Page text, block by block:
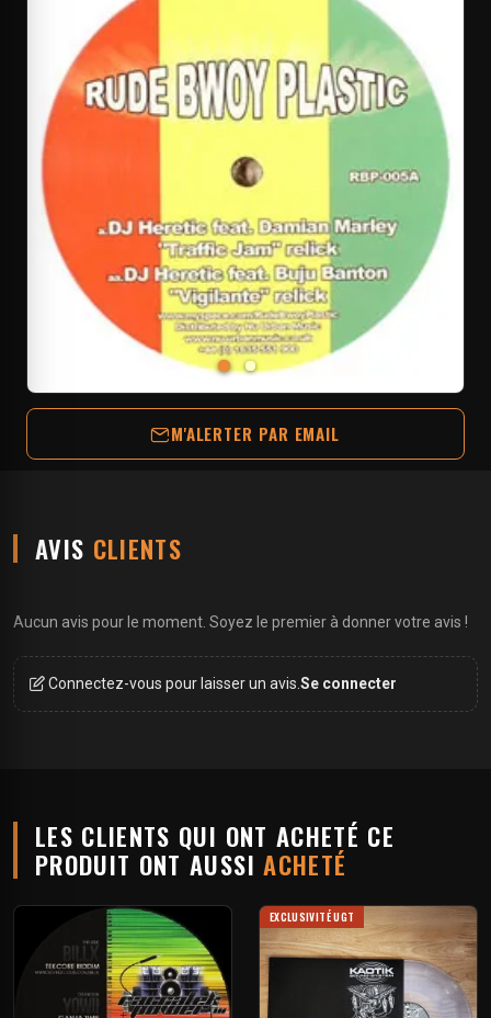
M'ALERTER PAR EMAIL
AVIS CLIENTS
Aucun avis pour le moment. Soyez le premier à donner votre avis !
Connectez-vous pour laisser un avis. Se connecter
LES CLIENTS QUI ONT ACHETÉ CE
PRODUIT ONT AUSSIACHETÉ
EXCLUSIVITÉ UGT